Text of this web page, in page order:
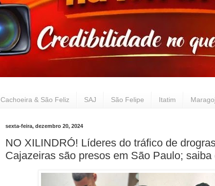
Cachoeira & São Feliz SAJ São Felipe Itatim
sexta-feira, dezembro 20, 2024
NO XILINDRÓ! Líderes do tráfico de
Cajazeiras são presos em São Paulo; saiba